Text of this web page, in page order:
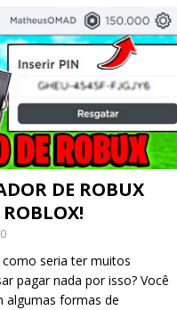
DE ROBUX
0
seria ter muitos
pagar nada por isso? Você
algumas formas de